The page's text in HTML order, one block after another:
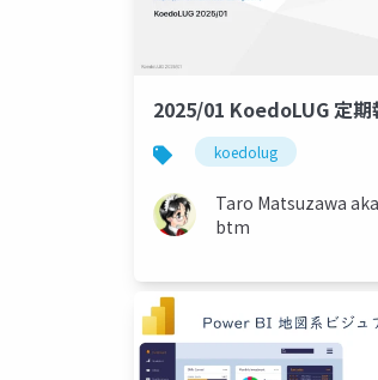
2025/01 KoedoLUG 定期
koedolug
Taro Matsuzawa
btm